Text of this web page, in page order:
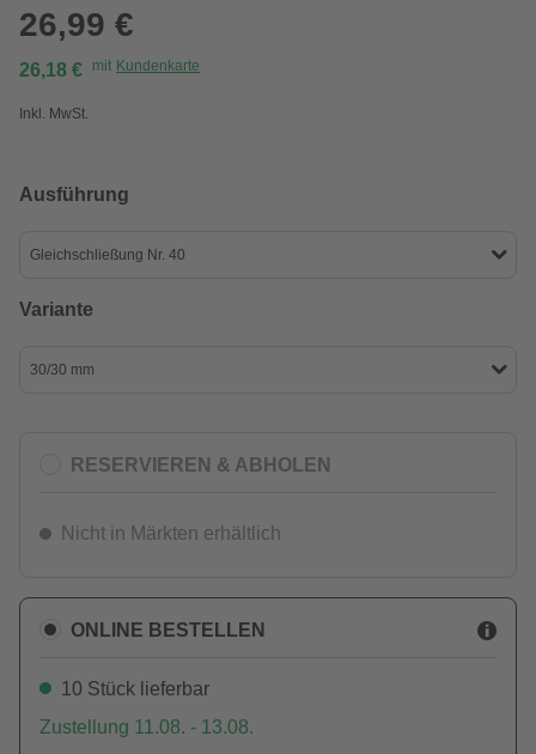
26,99 €
26,18 € mit Kundenkarte
Inkl. MwSt.
Ausführung
Gleichschließung Nr. 40
Variante
30/30 mm
RESERVIEREN & ABHOLEN
Nicht in Märkten erhältlich
ONLINE BESTELLEN
10 Stück lieferbar
Zustellung 11.08. - 13.08.